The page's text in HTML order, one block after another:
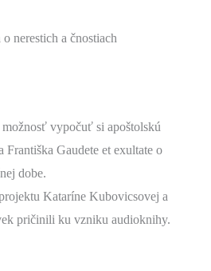
o nerestich a čnostiach
vypočuť si apoštolskú
Františka Gaudete et exultate o
dobe.
Kataríne Kubovicsovej a
pričinili ku vzniku audioknihy.